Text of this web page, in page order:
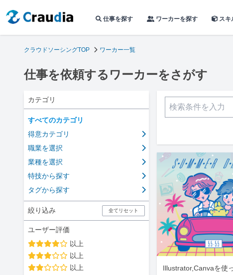
仕事を探す ワーカーを探す スキ
クラウドソーシングTOP ワーカー一覧
仕事を依頼するワーカーをさがす
カテゴリ
すべてのカテゴリ
得意カテゴリ
職業を選択
業種を選択
特技から探す
タグから探す
絞り込み 全てリセット
ユーザー評価
以上
以上
以上
Illustrator,Canvaを使